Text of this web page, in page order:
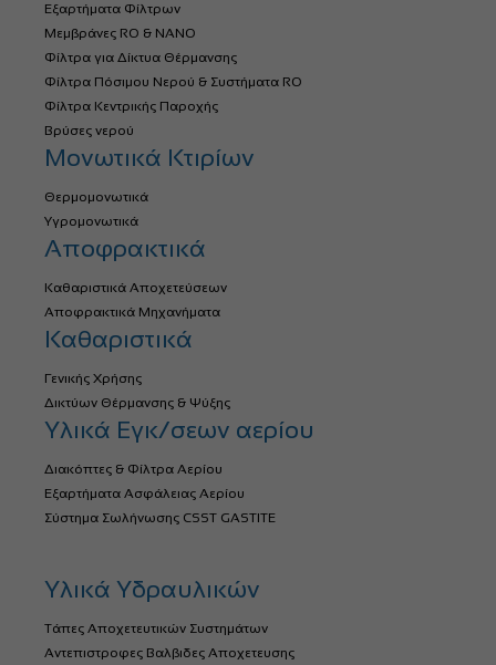
Εξαρτήματα Φίλτρων
Μεμβράνες RO & NANO
Φίλτρα για Δίκτυα Θέρμανσης
Φίλτρα Πόσιμου Νερού & Συστήματα RO
Φίλτρα Κεντρικής Παροχής
Βρύσες νερού
Μονωτικά Κτιρίων
Θερμομονωτικά
Υγρομονωτικά
Αποφρακτικά
Καθαριστικά Αποχετεύσεων
Αποφρακτικά Μηχανήματα
Καθαριστικά
Γενικής Χρήσης
Δικτύων Θέρμανσης & Ψύξης
Υλικά Εγκ/σεων αερίου
Διακόπτες & Φίλτρα Αερίου
Εξαρτήματα Ασφάλειας Αερίου
Σύστημα Σωλήνωσης CSST GASTITE
Υλικά Υδραυλικών
Τάπες Αποχετευτικών Συστημάτων
Αντεπιστροφες Βαλβιδες Αποχετευσης